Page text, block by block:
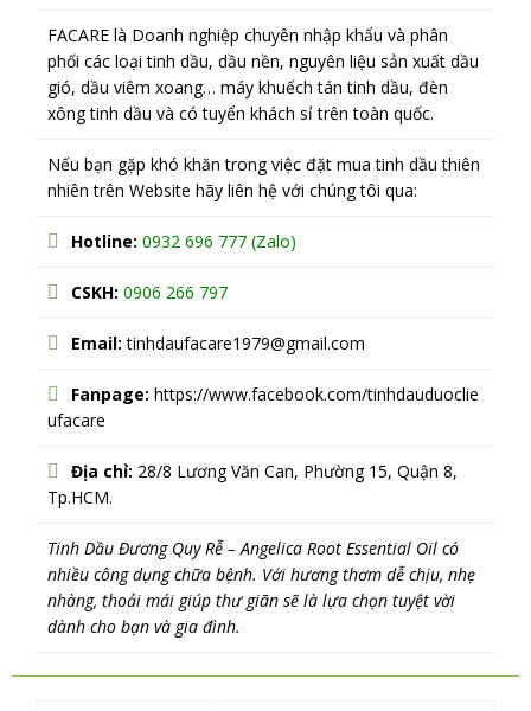
FACARE là Doanh nghiệp chuyên nhập khẩu và phân
phối các loại tinh dầu, dầu nền, nguyên liệu sản xuất dầu
gió, dầu viêm xoang… máy khuếch tán tinh dầu, đèn
xông tinh dầu và có tuyển khách sỉ trên toàn quốc.
Nếu bạn gặp khó khăn trong việc đặt mua tinh dầu thiên
nhiên trên Website hãy liên hệ với chúng tôi qua:
Hotline: 0932 696 777 (Zalo)
CSKH: 0906 266 797
Email: tinhdaufacare1979@gmail.com
Fanpage: https://www.facebook.com/tinhdauduoclie
ufacare
Địa chỉ: 28/8 Lương Văn Can, Phường 15, Quận 8,
Tp.HCM.
Tinh Dầu Đương Quy Rễ – Angelica Root Essential Oil có
nhiều công dụng chữa bệnh. Với hương thơm dễ chịu, nhẹ
nhàng, thoải mái giúp thư giãn sẽ là lựa chọn tuyệt vời
dành cho bạn và gia đình.